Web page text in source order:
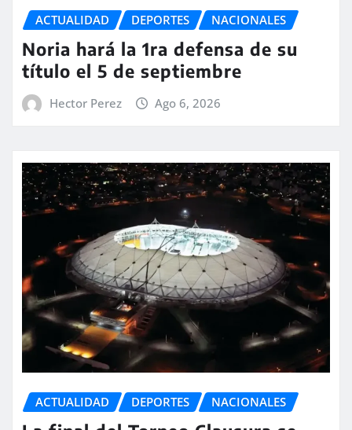
ACTUALIDAD DEPORTES NACIONALES
Noria hará la 1ra defensa de su
título el 5 de septiembre
Hector Perez Ago 6, 2026
ACTUALIDAD DEPORTES NACIONALES